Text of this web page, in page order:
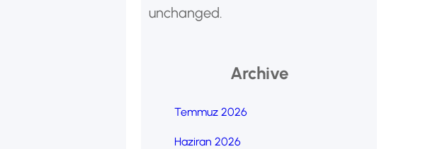
unchanged.
Archive
Temmuz 2026
Haziran 2026